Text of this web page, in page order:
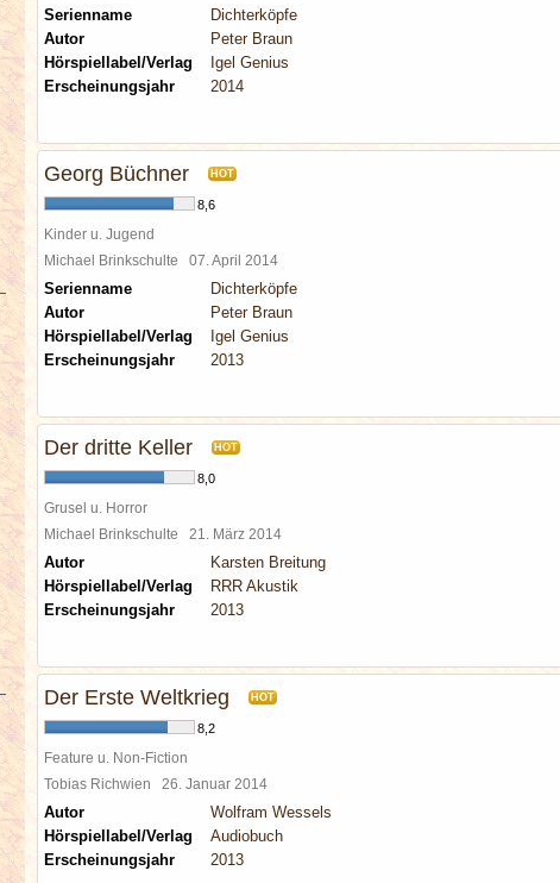
Serienname
Dichterköpfe
Autor
Peter Braun
Hörspiellabel/Verlag
Igel Genius
Erscheinungsjahr
2014
Georg Büchner HOT
8,6
Kinder u. Jugend
Michael Brinkschulte 07. April 2014
Serienname
Dichterköpfe
Autor
Peter Braun
Hörspiellabel/Verlag
Igel Genius
Erscheinungsjahr
2013
Der dritte Keller HOT
8,0
Grusel u. Horror
Michael Brinkschulte 21. März 2014
Autor
Karsten Breitung
Hörspiellabel/Verlag
RRR Akustik
Erscheinungsjahr
2013
Der Erste Weltkrieg HOT
8,2
Feature u. Non-Fiction
Tobias Richwien 26. Januar 2014
Autor
Wolfram Wessels
Hörspiellabel/Verlag
Audiobuch
Erscheinungsjahr
2013